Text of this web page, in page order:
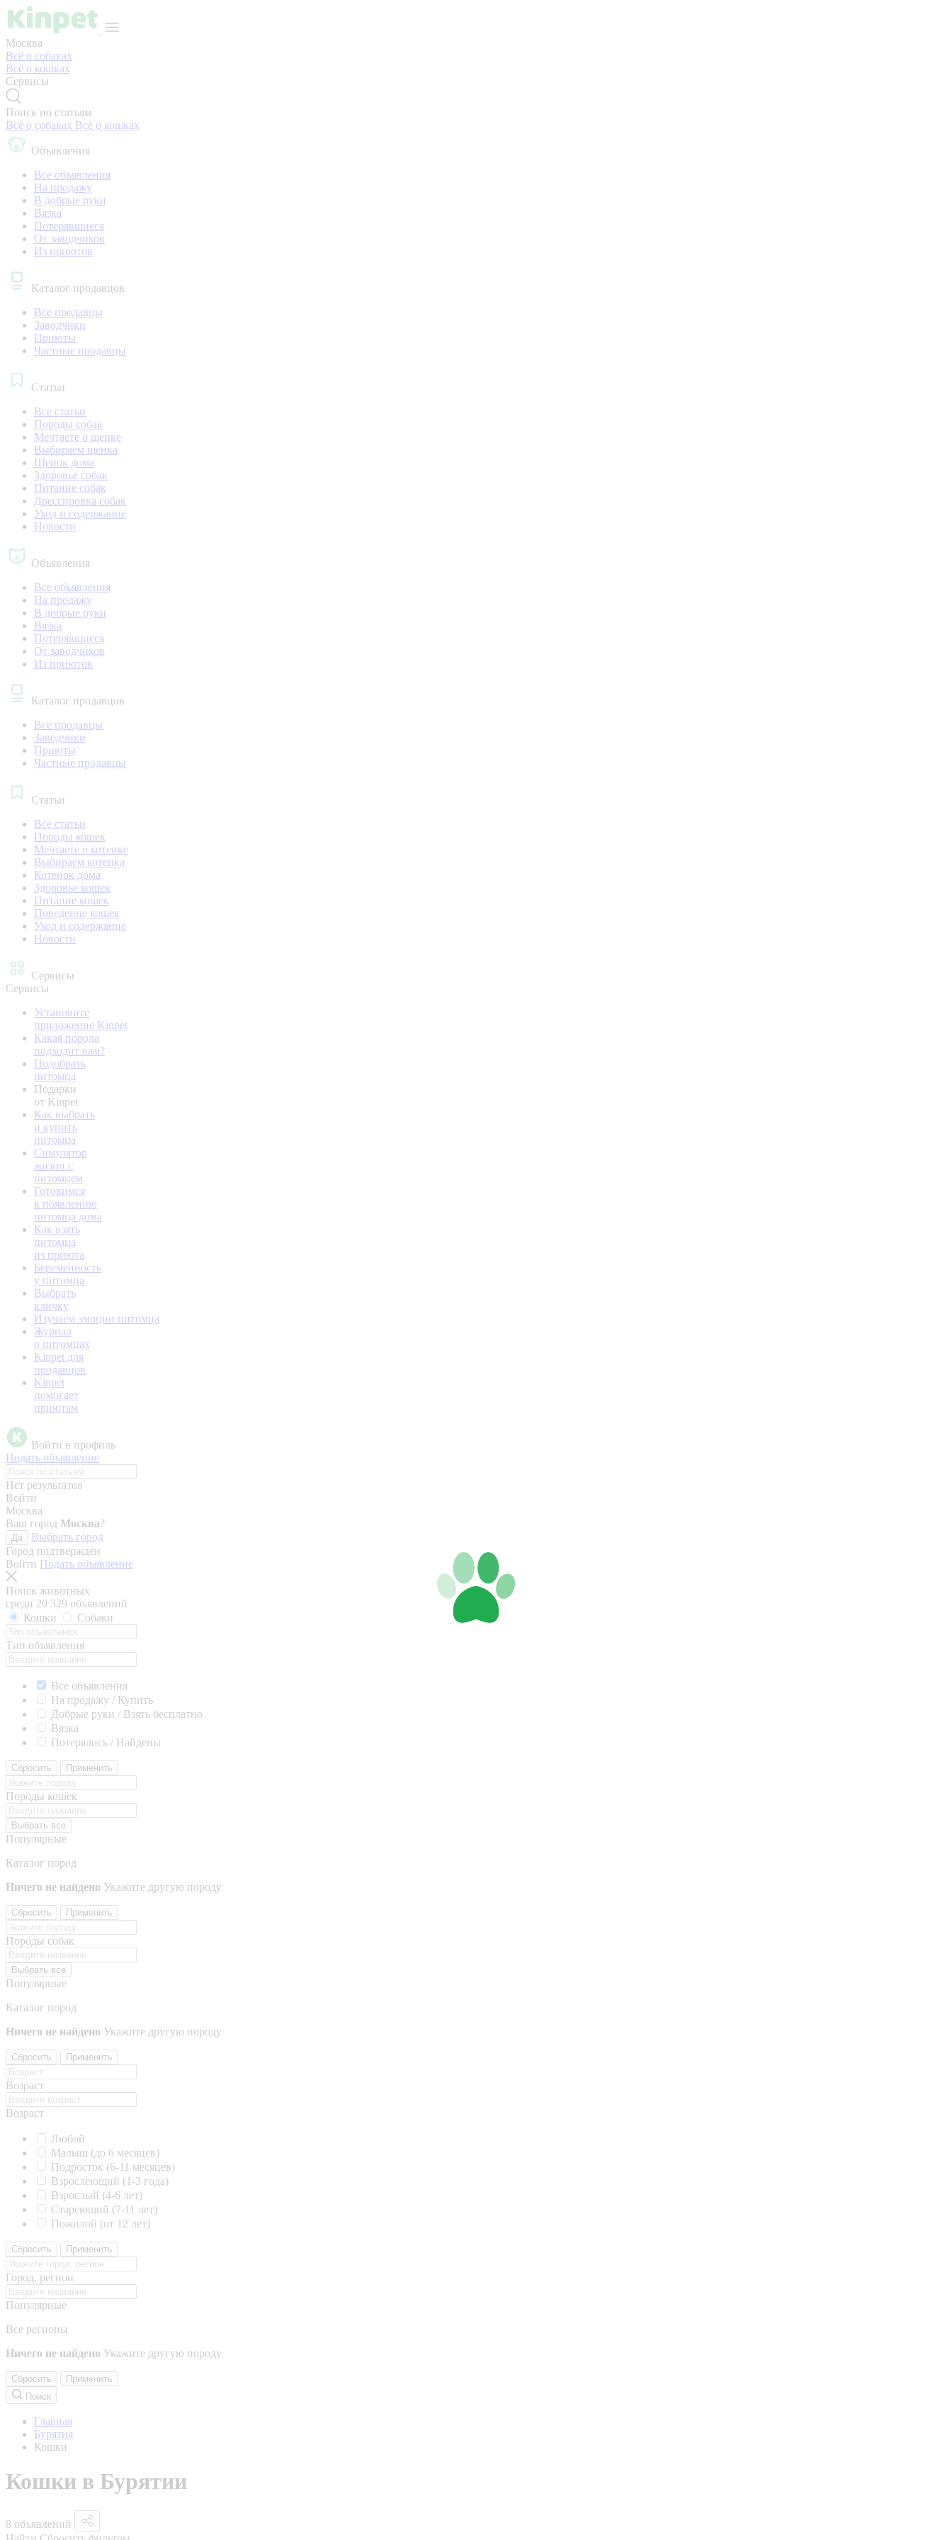
Москва
Всё о собаках
Всё о кошках
Сервисы
Поиск по статьям
Всё о собаках Всё о кошках
Объявления
Все объявления
На продажу
В добрые руки
Вязка
Потерявшиеся
От заводчиков
Из приютов
Каталог продавцов
Все продавцы
Заводчики
Приюты
Частные продавцы
Статьи
Все статьи
Породы собак
Мечтаете о щенке
Выбираем щенка
Щенок дома
Здоровье собак
Питание собак
Дрессировка собак
Уход и содержание
Новости
Объявления
Все объявления
На продажу
В добрые руки
Вязка
Потерявшиеся
От заводчиков
Из приютов
Каталог продавцов
Все продавцы
Заводчики
Приюты
Частные продавцы
Статьи
Все статьи
Породы кошек
Мечтаете о котенке
Выбираем котенка
Котенок дома
Здоровье кошек
Питание кошек
Поведение кошек
Уход и содержание
Новости
Сервисы
Сервисы
Установите
приложение Kinpet
Какая порода
подходит вам?
Подобрать
питомца
Подарки
от Kinpet
Как выбрать
и купить
питомца
Симулятор
жизни с
питомцем
Готовимся
к появлению
питомца дома
Как взять
питомца
из приюта
Беременность
у питомца
Выбрать
кличку
Изучаем эмоции питомца
Журнал
о питомцах
Kinpet для
продавцов
Kinpet
помогает
приютам
Войти в профиль
Подать объявление
Нет результатов
Войти
Москва
Ваш город Москва?
Да
Выбрать город
Город подтверждён
Войти Подать объявление
Поиск животных
среди 20 329 объявлений
Кошки
Собаки
Тип объявления
Все объявления
На продажу / Купить
Добрые руки / Взять бесплатно
Вязка
Потерялись / Найдены
Сбросить Применить
Породы кошек
Выбрать все
Популярные
Каталог пород
Ничего не найдено Укажите другую породу
Сбросить Применить
Породы собак
Выбрать все
Популярные
Каталог пород
Ничего не найдено Укажите другую породу
Сбросить Применить
Возраст
Возраст
Любой
Малыш (до 6 месяцев)
Подросток (6-11 месяцев)
Взрослеющий (1-3 года)
Взрослый (4-6 лет)
Стареющий (7-11 лет)
Пожилой (от 12 лет)
Сбросить Применить
Город, регион
Популярные
Все регионы
Ничего не найдено Укажите другую породу
Сбросить
Применить
Поиск
Главная
Бурятия
Кошки
Кошки в Бурятии
8 объявлений